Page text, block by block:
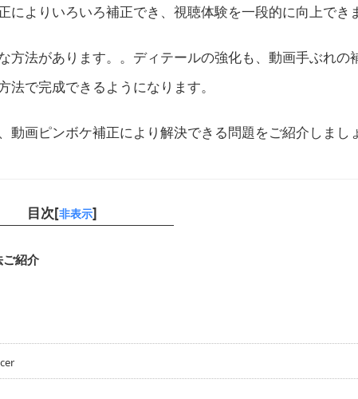
よりいろいろ補正でき、視聴体験を一段的に向上でき
方法があります。。ディテールの強化も、動画手ぶれの
で完成できるようになります。
画ピンボケ補正により解決できる問題をご紹介しまし
目次[非表示]
紹介